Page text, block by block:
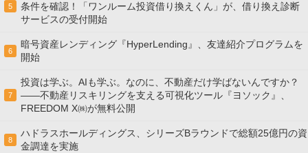
5
条件を確認！「ワンルーム投資借り換えくん」が、借り換え診断
サービスの受付開始
6
暗号資産レンディング『HyperLending』、友達紹介プログラムを
開始
7
投資は学ぶ。AIも学ぶ。なのに、不動産だけ学ばないんですか？
——不動産リスキリングを支える可視化ツール『ヨソック』、
FREEDOM X㈱が無料公開
8
ハドラスホールディングス、シリーズBラウンドで総額25億円の資
金調達を実施